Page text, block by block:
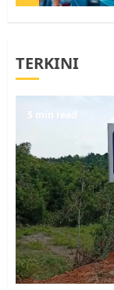
5
1
TERKINI
5 min read